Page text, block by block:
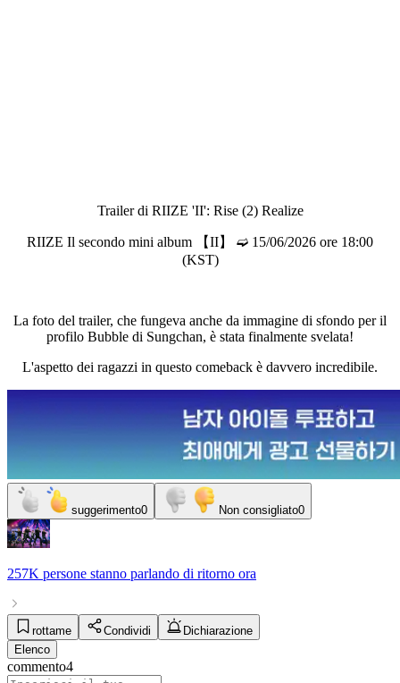
Trailer di RIIZE 'II': Rise (2) Realize
RIIZE Il secondo mini album 【II】 ➫ 15/06/2026 ore 18:00
(KST)
La foto del trailer, che fungeva anche da immagine di sfondo per il
profilo Bubble di Sungchan, è stata finalmente svelata!
L'aspetto dei ragazzi in questo comeback è davvero incredibile.
suggerimento0 Non consigliato0
257K persone stanno parlando di ritorno ora
rottame Condividi
Dichiarazione
Elenco
commento4